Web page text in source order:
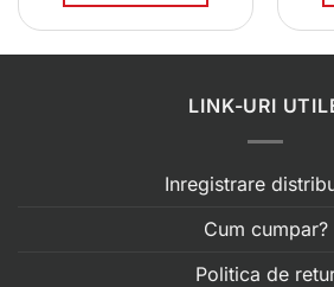
LINK-URI
Inregistrare
Cum cumpar?
Politica de